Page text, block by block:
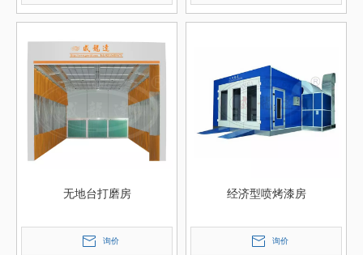
无地台打磨房
询价
经济型喷烤漆房
询价